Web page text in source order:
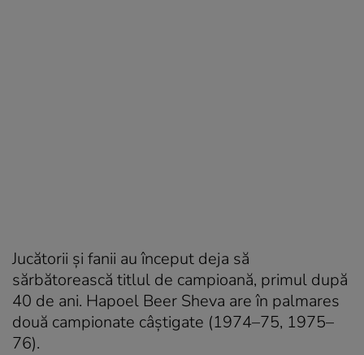
Jucătorii și fanii au început deja să
sărbătorească titlul de campioană, primul după
40 de ani. Hapoel Beer Sheva are în palmares
două campionate câștigate (1974–75, 1975–
76).